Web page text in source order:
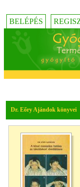
BELÉPÉS
Dr. Eőry Ajándok könyvei